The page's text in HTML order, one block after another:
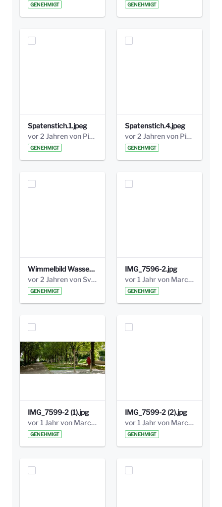
GENEHMIGT GENEHMIGT
Spatenstich.1.jpeg
vor 2 Jahren von Pia Guthardt
GENEHMIGT
Spatenstich.4.jpeg
vor 2 Jahren von Pia Guthardt
GENEHMIGT
Wimmelbild Wasserkonzept_Büro ISA.jpg
vor 2 Jahren von Sven Hitzler
GENEHMIGT
IMG_7596-2.jpg
vor 1 Jahr von Marcel Eckert
GENEHMIGT
IMG_7599-2 (1).jpg
vor 1 Jahr von Marcel Eckert
GENEHMIGT
IMG_7599-2 (2).jpg
vor 1 Jahr von Marcel Eckert
GENEHMIGT